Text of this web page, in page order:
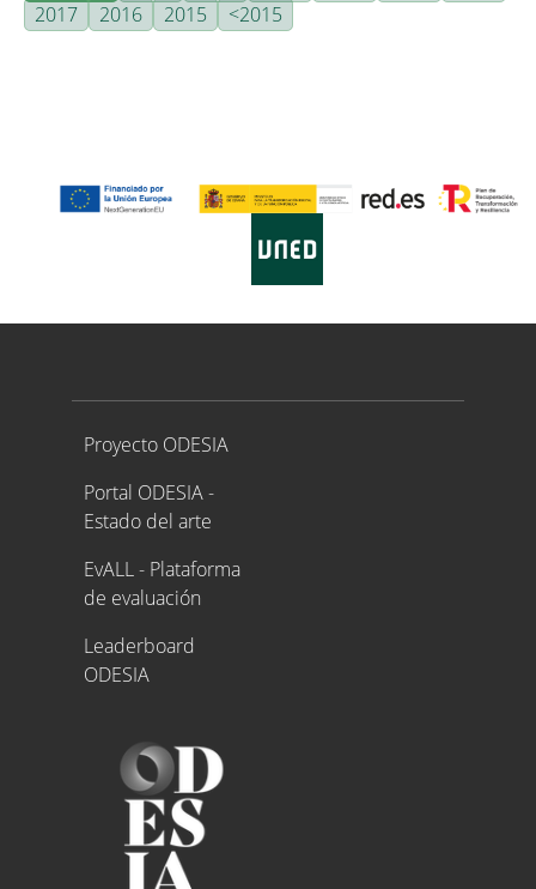
2017
2016 2015 <2015
Proyecto ODESIA
Proyecto ODESIA
Portal ODESIA -
Estado del arte
EvALL - Plataforma
de evaluación
Leaderboard
ODESIA